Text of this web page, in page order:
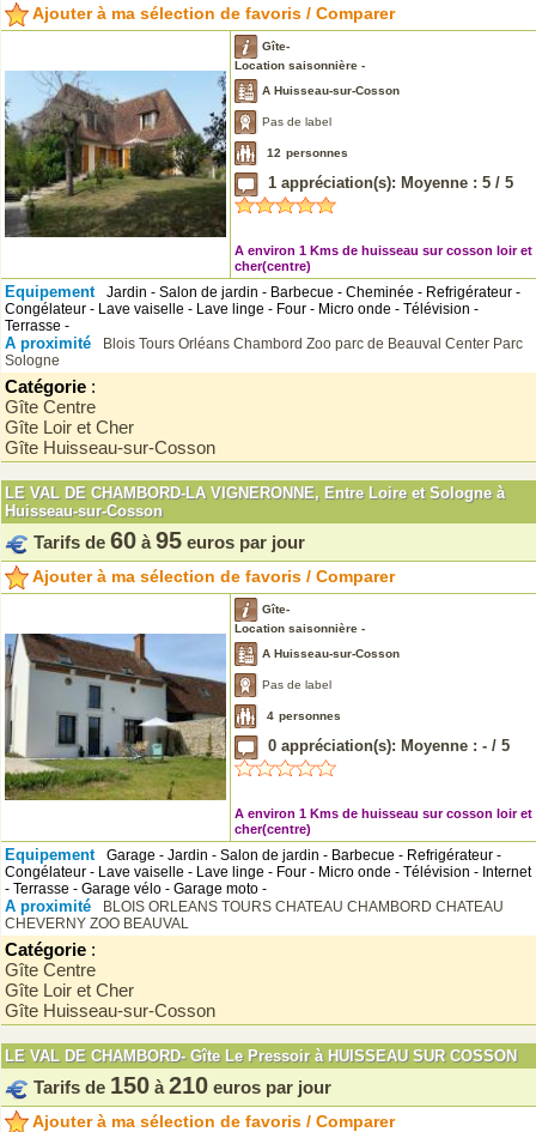
Ajouter à ma sélection de favoris / Comparer
Gîte-
Location saisonnière -
A Huisseau-sur-Cosson
Pas de label
12 personnes
1 appréciation(s): Moyenne : 5 / 5
A environ 1 Kms de huisseau sur cosson loir et
cher(centre)
Equipement
Jardin - Salon de jardin - Barbecue - Cheminée - Refrigérateur -
Congélateur - Lave vaiselle - Lave linge - Four - Micro onde - Télévision -
Terrasse -
A proximité Blois Tours Orléans Chambord Zoo parc de Beauval Center Parc
Sologne
Catégorie :
Gîte Centre
Gîte Loir et Cher
Gîte Huisseau-sur-Cosson
LE VAL DE CHAMBORD-LA VIGNERONNE, Entre Loire et Sologne à
Huisseau-sur-Cosson
Tarifs de 60 à 95 euros par jour
Ajouter à ma sélection de favoris / Comparer
Gîte-
Location saisonnière -
A Huisseau-sur-Cosson
Pas de label
4 personnes
0 appréciation(s): Moyenne : - / 5
A environ 1 Kms de huisseau sur cosson loir et
cher(centre)
Equipement
Garage - Jardin - Salon de jardin - Barbecue - Refrigérateur -
Congélateur - Lave vaiselle - Lave linge - Four - Micro onde - Télévision - Internet
- Terrasse - Garage vélo - Garage moto -
A proximité BLOIS ORLEANS TOURS CHATEAU CHAMBORD CHATEAU
CHEVERNY ZOO BEAUVAL
Catégorie :
Gîte Centre
Gîte Loir et Cher
Gîte Huisseau-sur-Cosson
LE VAL DE CHAMBORD- Gîte Le Pressoir à HUISSEAU SUR COSSON
Tarifs de 150 à 210 euros par jour
Ajouter à ma sélection de favoris / Comparer